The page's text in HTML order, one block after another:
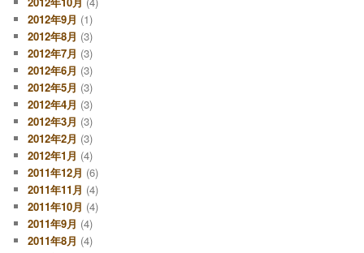
2012年9月 (1)
2012年8月 (3)
2012年7月 (3)
2012年6月 (3)
2012年5月 (3)
2012年4月 (3)
2012年3月 (3)
2012年2月 (3)
2012年1月 (4)
2011年12月 (6)
2011年11月 (4)
2011年10月 (4)
2011年9月 (4)
2011年8月 (4)